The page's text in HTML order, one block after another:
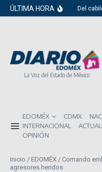
Saltar al contenido
ÚLTIMA HORA Del
La Voz del Estado de México
EDOMÉX CDMX
INTERNACIONAL
OPINIÓN
Inicio / EDOMÉX / Comando
agresores heridos